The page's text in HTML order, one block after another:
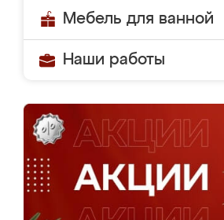
Мебель для ванной
Наши работы